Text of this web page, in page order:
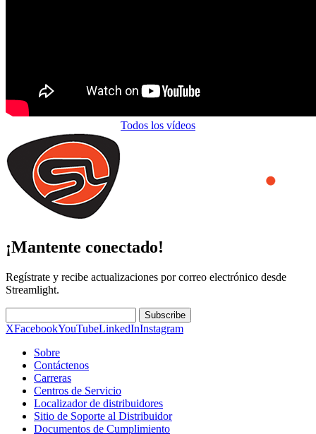
Todos los vídeos
¡Mantente conectado!
Regístrate y recibe actualizaciones por correo electrónico desde
Streamlight.
Subscribe
XFacebookYouTubeLinkedInInstagram
Sobre
Contáctenos
Carreras
Centros de Servicio
Localizador de distribuidores
Sitio de Soporte al Distribuidor
Documentos de Cumplimiento